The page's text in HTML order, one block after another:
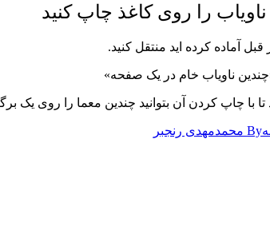
را روی کاغذ چاپ کنید
آماده کرده اید منتقل کنید.
ناویاب خام در یک صفحه»
تا با چاپ کردن آن بتوانید چندین معما را روی یک
By محمدمهدی رنجبر